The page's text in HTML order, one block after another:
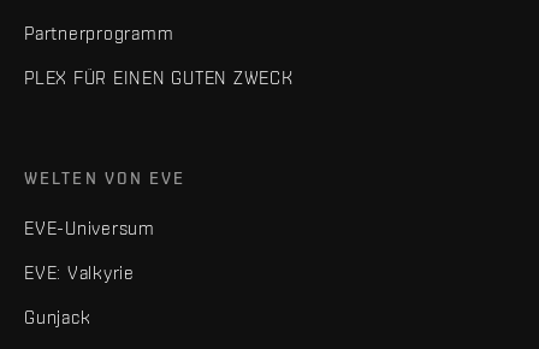
Partnerprogramm
PLEX FÜR EINEN GUTEN ZWECK
WELTEN VON EVE
EVE-Universum
EVE: Valkyrie
Gunjack